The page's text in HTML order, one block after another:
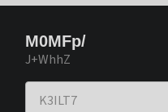
M0MFp/
J+WhhZ